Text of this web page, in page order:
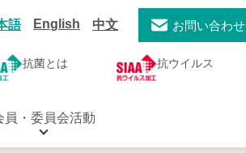
語 English 中文 お問い合わせ
抗菌とは 抗ウイルス
員・委員会活動